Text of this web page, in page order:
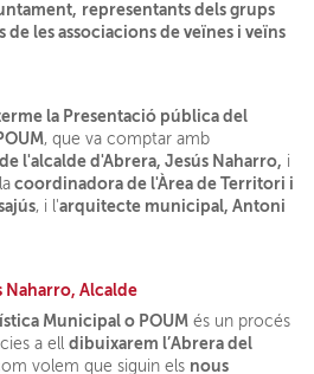
representants dels grups
de les associacions de veïnes i veïns
la Presentació pública del
, que va comptar amb
l'alcalde d'Abrera, Jesús Naharro, i
coordinadora de l'Àrea de Territori i
, i l'arquitecte municipal, Antoni
Naharro, Alcalde
Municipal o POUM és un procés
a elldibuixarem l’Abrera del
volem que siguin els nous